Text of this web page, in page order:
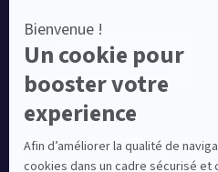
Equipementier sportif leader
10 ans, Ekinsport a été